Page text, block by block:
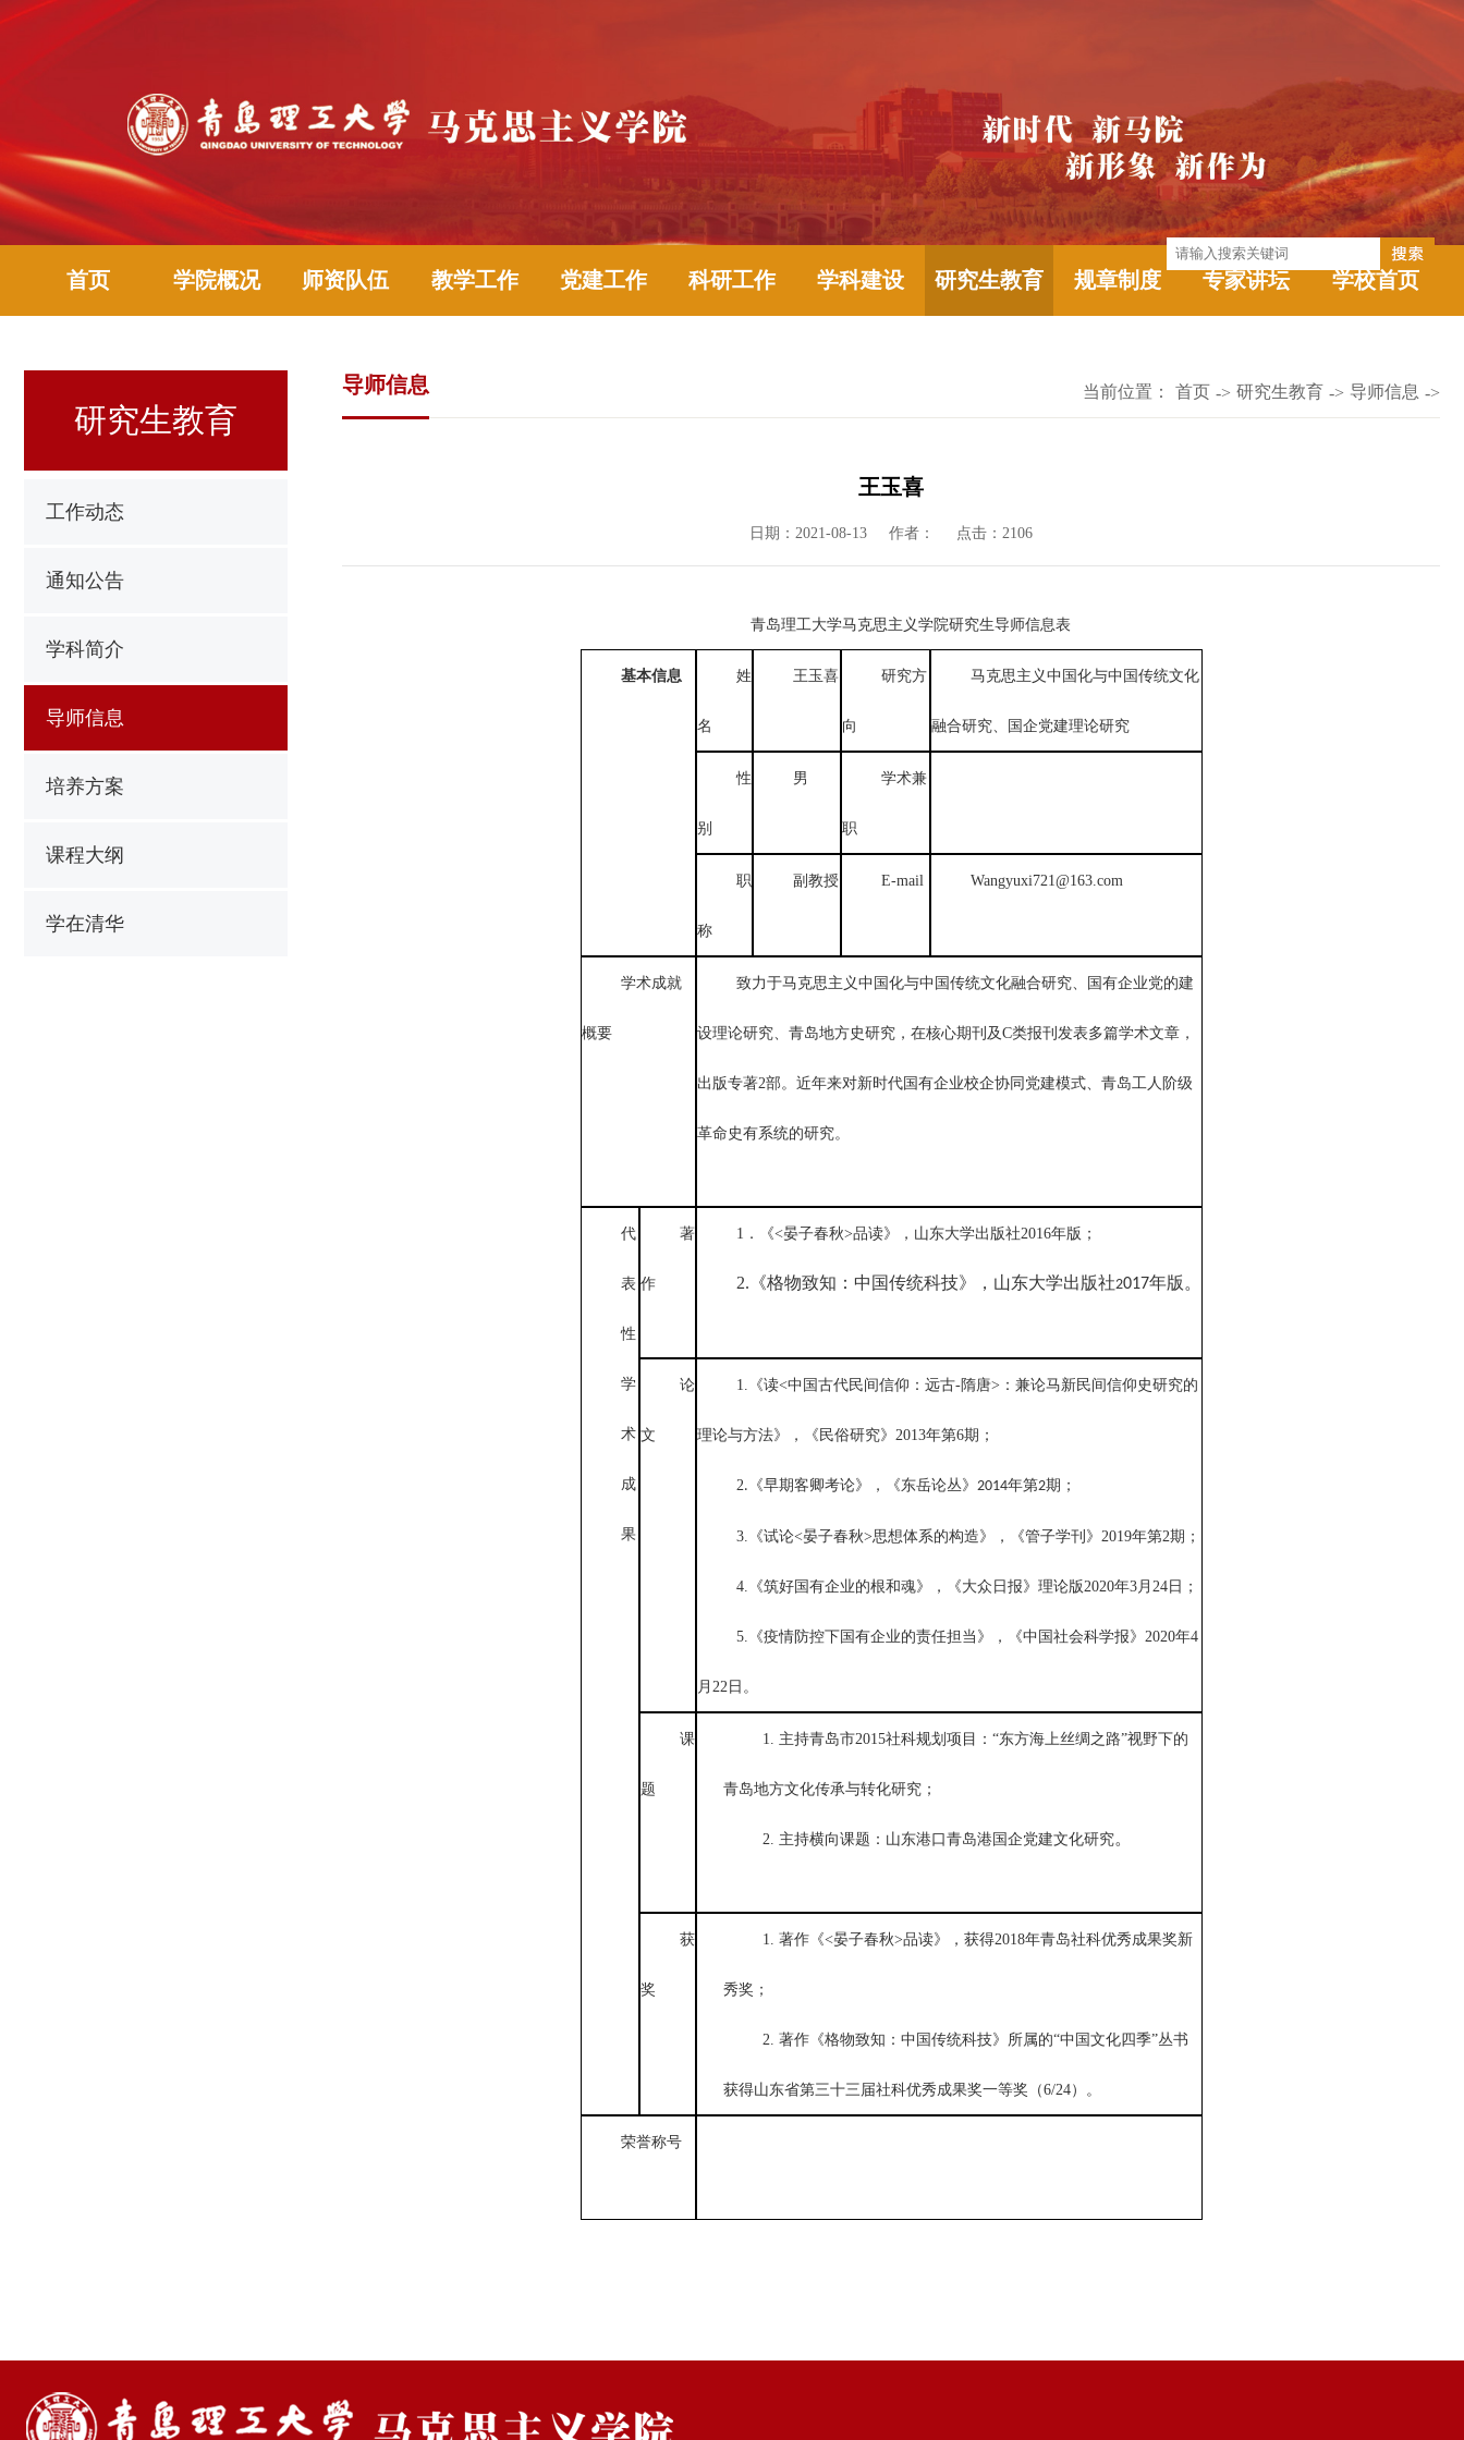
首页 学院概况 师资队伍 教学工作 党建工作 科研工作 学科建设 研究生教育 规章制度 专家讲坛 学校首页
研究生教育
工作动态
通知公告
学科简介
导师信息
培养方案
课程大纲
学在清华
导师信息 当前位置： 首页 -> 研究生教育 -> 导师信息 ->
王玉喜
日期：2021-08-13 作者： 点击： 2106
青岛理工大学马克思主义学院研究生导师信息表
基本信息 姓
名
王玉喜 研究方
向
马克思主义中国化与中国传统文化
融合研究、国企党建理论研究
性
别
男 学术兼
职
职
称
副教授 E-mail Wangyuxi721@163.com
学术成就
概要
致力于马克思主义中国化与中国传统文化融合研究、国有企业党的建
设理论研究、青岛地方史研究，在核心期刊及C类报刊发表多篇学术文章，
出版专著2部。近年来对新时代国有企业校企协同党建模式、青岛工人阶级
革命史有系统的研究。
代
表
性
学
术
成
果
著
作
1．《<晏子春秋>品读》，山东大学出版社2016年版；
2. 《格物致知：中国传统科技》，山东大学出版社2017年版。
论
文
1.《读<中国古代民间信仰：远古-隋唐>：兼论马新民间信仰史研究的
理论与方法》，《民俗研究》2013年第6期；
2. 《早期客卿考论》，《东岳论丛》 2014年第2期；
3.《试论<晏子春秋>思想体系的构造》，《管子学刊》2019年第2期；
4.《筑好国有企业的根和魂》，《大众日报》理论版2020年3月24日；
5.《疫情防控下国有企业的责任担当》，《中国社会科学报》2020年4
月22日。
课
题
1. 主持青岛市2015社科规划项目：“东方海上丝绸之路”视野下的
青岛地方文化传承与转化研究；
2. 主持横向课题：山东港口青岛港国企党建文化研究。
获
奖
1. 著作《<晏子春秋>品读》，获得2018年青岛社科优秀成果奖新
秀奖；
2. 著作《格物致知：中国传统科技》所属的“中国文化四季”丛书
获得山东省第三十三届社科优秀成果奖一等奖（6/24）。
荣誉称号